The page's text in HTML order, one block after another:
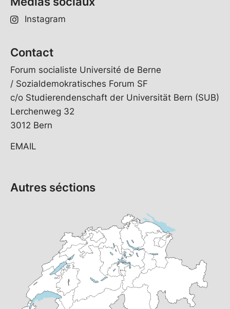
Instagram
Contact
Forum socialiste Université de Berne
/ Sozialdemokratisches Forum SF
c/o Studierendenschaft der Universität Bern (SUB)
Lerchenweg 32
3012 Bern
EMAIL
Autres séctions